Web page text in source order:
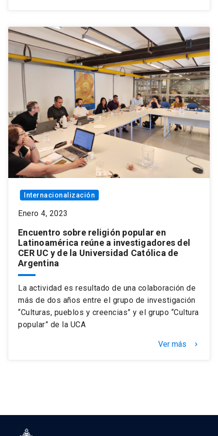
Internacionalización
Enero 4, 2023
Encuentro sobre religión popular en
Latinoamérica reúne a investigadores del
CER UC y de la Universidad Católica de
Argentina
La actividad es resultado de una colaboración de
más de dos años entre el grupo de investigación
“Culturas, pueblos y creencias” y el grupo “Cultura
popular” de la UCA
Ver más keyboard_arrow_right